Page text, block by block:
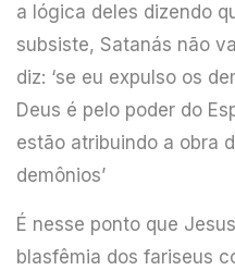
a lógica deles dizendo
subsiste, Satanás não
diz: ‘se eu expulso os
Deus é pelo poder do
estão atribuindo a obra
demônios’
É nesse ponto que
blasfêmia dos fariseus